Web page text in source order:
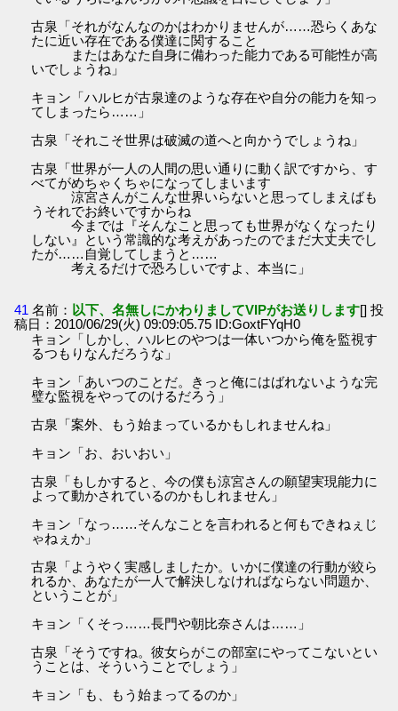
古泉「それがなんなのかはわかりませんが……恐らくあな
たに近い存在である僕達に関すること
またはあなた自身に備わった能力である可能性が高
いでしょうね」
キョン「ハルヒが古泉達のような存在や自分の能力を知っ
てしまったら……」
古泉「それこそ世界は破滅の道へと向かうでしょうね」
古泉「世界が一人の人間の思い通りに動く訳ですから、す
べてがめちゃくちゃになってしまいます
涼宮さんがこんな世界いらないと思ってしまえばも
うそれでお終いですからね
今までは『そんなこと思っても世界がなくなったり
しない』という常識的な考えがあったのでまだ大丈夫でし
たが……自覚してしまうと……
考えるだけで恐ろしいですよ、本当に」
41 名前： 以下、名無しにかわりましてVIPがお送りします[] 投
稿日：2010/06/29(火) 09:09:05.75 ID:GoxtFYqH0
キョン「しかし、ハルヒのやつは一体いつから俺を監視す
るつもりなんだろうな」
キョン「あいつのことだ。きっと俺にはばれないような完
璧な監視をやってのけるだろう」
古泉「案外、もう始まっているかもしれませんね」
キョン「お、おいおい」
古泉「もしかすると、今の僕も涼宮さんの願望実現能力に
よって動かされているのかもしれません」
キョン「なっ……そんなことを言われると何もできねぇじ
ゃねぇか」
古泉「ようやく実感しましたか。いかに僕達の行動が絞ら
れるか、あなたが一人で解決しなければならない問題か、
ということが」
キョン「くそっ……長門や朝比奈さんは……」
古泉「そうですね。彼女らがこの部室にやってこないとい
うことは、そういうことでしょう」
キョン「も、もう始まってるのか」